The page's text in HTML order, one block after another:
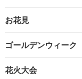
お花見
ゴールデンウィーク
花火大会